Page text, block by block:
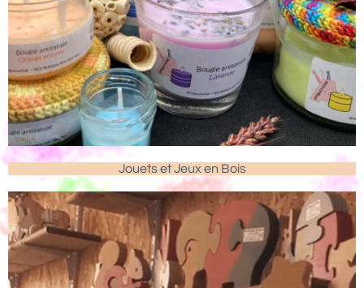
Jouets et Jeux en Bois